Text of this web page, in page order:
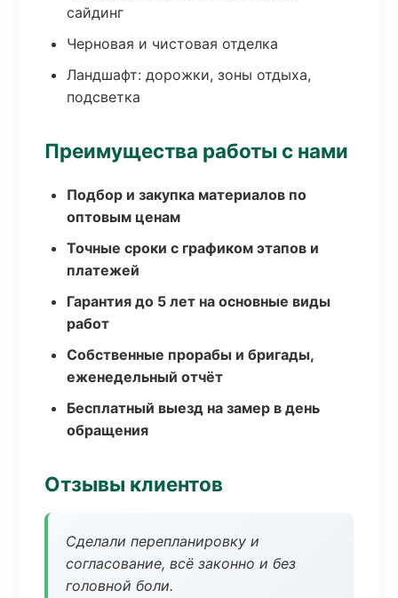
сайдинг
Черновая и чистовая отделка
Ландшафт: дорожки, зоны отдыха,
подсветка
Преимущества работы с нами
Подбор и закупка материалов по
оптовым ценам
Точные сроки с графиком этапов и
платежей
Гарантия до 5 лет на основные виды
работ
Собственные прорабы и бригады,
еженедельный отчёт
Бесплатный выезд на замер в день
обращения
Отзывы клиентов
Сделали перепланировку и
согласование, всё законно и без
головной боли.